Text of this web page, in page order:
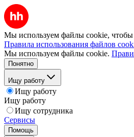
Мы используем файлы cookie, чтобы
Правила использования файлов
Мы используем файлы cookie.
Понятно
Ищу работу
Ищу работу
Ищу работу
Ищу сотрудника
Сервисы
Помощь